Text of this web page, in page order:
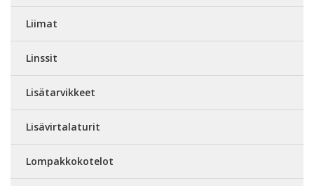
Liimat
Linssit
Lisätarvikkeet
Lisävirtalaturit
Lompakkokotelot